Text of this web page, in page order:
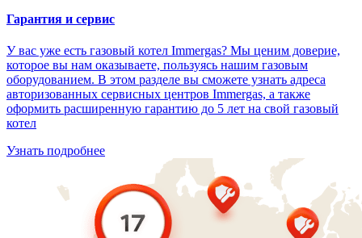
Гарантия и сервис
У вас уже есть газовый котел Immergas? Мы ценим доверие,
которое вы нам оказываете, пользуясь нашим газовым
оборудованием. В этом разделе вы сможете узнать адреса
авторизованных сервисных центров Immergas, а также
оформить расширенную гарантию до 5 лет на свой газовый
котел
Узнать подробнее